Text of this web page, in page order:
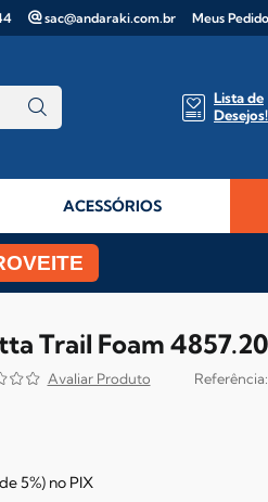
sac@andaraki.com.br Meus
Lista de
Desejos!
ACESSÓRIOS
Trail Foam
de5%) no PIX